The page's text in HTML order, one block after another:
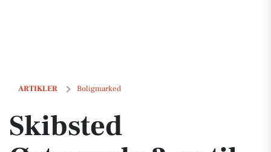
ARTIKLER Boligmarked
Skibsted Østergade 3 er til salg for kun 259.000 kr.: Se de billigste
Skibsted